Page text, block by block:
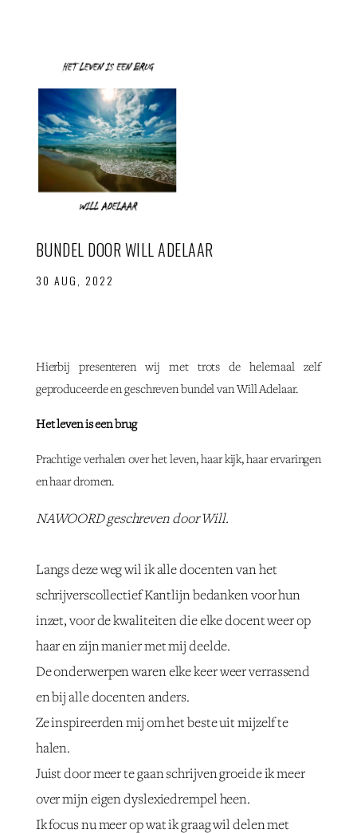
BUNDEL DOOR WILL ADELAAR
30 AUG, 2022
Hierbij presenteren wij met trots de helemaal zelf
geproduceerde en geschreven bundel van Will Adelaar.
Het leven is een brug
Prachtige verhalen over het leven, haar kijk, haar ervaringen
en haar dromen.
NAWOORD geschreven door Will.
Langs deze weg wil ik alle docenten van het
schrijverscollectief Kantlijn bedanken voor hun
inzet, voor de kwaliteiten die elke docent weer op
haar en zijn manier met mij deelde.
De onderwerpen waren elke keer weer verrassend
en bij alle docenten anders.
Ze inspireerden mij om het beste uit mijzelf te
halen.
Juist door meer te gaan schrijven groeide ik meer
over mijn eigen dyslexiedrempel heen.
Ik focus nu meer op wat ik graag wil delen met